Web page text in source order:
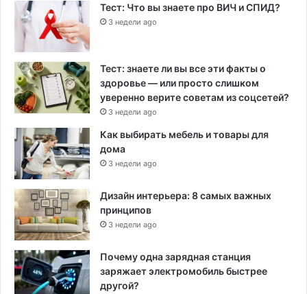
Тест: Что вы знаете про ВИЧ и СПИД?
3 недели ago
Тест: знаете ли вы все эти факты о
здоровье — или просто слишком
уверенно верите советам из соцсетей?
3 недели ago
Как выбирать мебель и товары для
дома
3 недели ago
Дизайн интерьера: 8 самых важных
принципов
3 недели ago
Почему одна зарядная станция
заряжает электромобиль быстрее
другой?